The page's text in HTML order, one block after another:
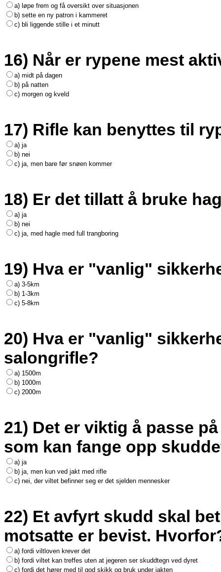
a) løpe frem og få oversikt over situasjonen
b) sette en ny patron i kammeret
c) bli liggende stille i et minutt
16) Når er rypene mest
a) midt på dagen
b) på natten
c) morgen og kveld
17) Rifle kan benyttes til
a) ja
b) nei
c) ja, men bare før snøen kommer
18) Er det tillatt å bruke
a) ja
b) nei
c) ja, med hagle med full trangboring
19) Hva er "vanlig"
a) 3-5km
b) 1-3km
c) 5-8km
20) Hva er "vanlig"
salongrifle?
a) 1500m
b) 1000m
c) 2000m
21) Det er viktig å passe
som kan fange opp
a) ja
b) ja, men kun ved jakt med rifle
c) nei, der viltet befinner seg er det sjelden mennesker
22) Et avfyrt skudd skal
motsatte er bevist.
a) fordi viltloven krever det
b) fordi viltet kan treffes uten at jegeren ser skuddtegn ved dyret
c) fordi det hører med til god skikk og bruk under jakten